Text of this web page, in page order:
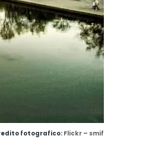
fotografico: Flickr – smif